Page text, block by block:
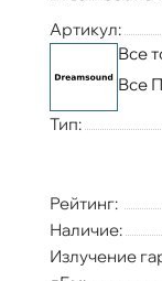
Артикул:
Все
Все
Тип:
Рейтинг:
Наличие:
Излучение